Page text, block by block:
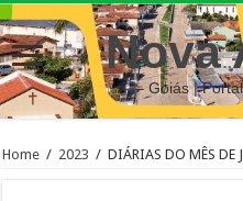
Nova
– Goiás |
Home / 2023 / DIÁRIAS DO MÊS DE